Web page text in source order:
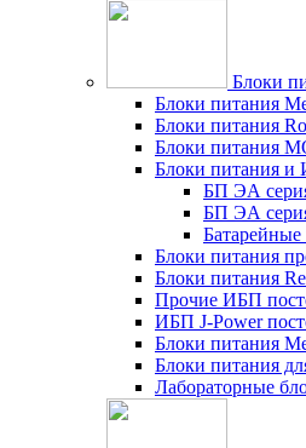
Блоки
Блоки питания
Блоки питания
Блоки питания
Блоки питания и
БП ЭА
БП ЭА
Блоки питания
Блоки питания
Прочие ИБП
ИБП J-Power
Блоки питания
Блоки питания
Лабораторные